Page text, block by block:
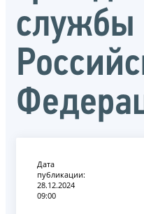
службы
Дата
публикации:
28.12.2024
09:00